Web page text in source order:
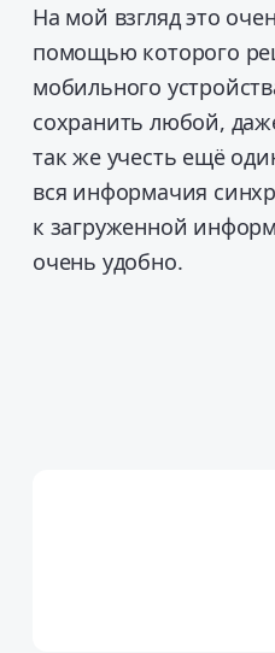
На мой взгляд это
помощью которого
мобильного
сохранить любой,
так же учесть ещё
вся информачия
к загруженной
очень удобно.